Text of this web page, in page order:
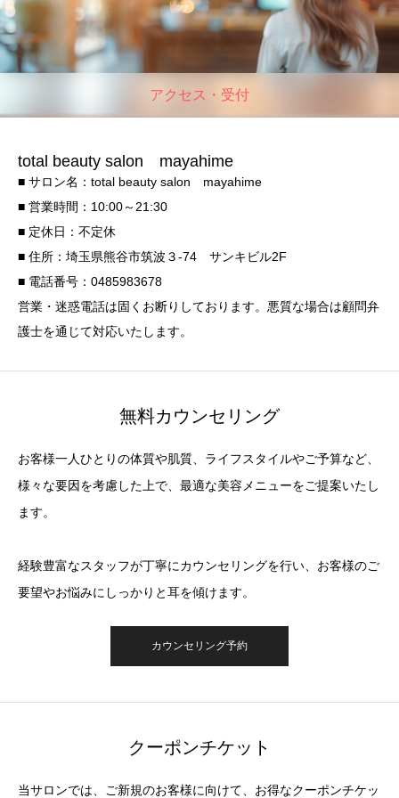
アクセス・受付
total beauty salon mayahime
■ サロン名：total beauty salon mayahime
■ 営業時間：10:00～21:30
■ 定休日：不定休
■ 住所：埼玉県熊谷市筑波３-74 サンキビル2F
■ 電話番号：0485983678
営業・迷惑電話は固くお断りしております。悪質な場合は顧問弁
護士を通じて対応いたします。
無料カウンセリング
お客様一人ひとりの体質や肌質、ライフスタイルやご予算など、
様々な要因を考慮した上で、最適な美容メニューをご提案いたし
ます。
経験豊富なスタッフが丁寧にカウンセリングを行い、お客様のご
要望やお悩みにしっかりと耳を傾けます。
カウンセリング予約
クーポンチケット
当サロンでは、ご新規のお客様に向けて、お得なクーポンチケッ